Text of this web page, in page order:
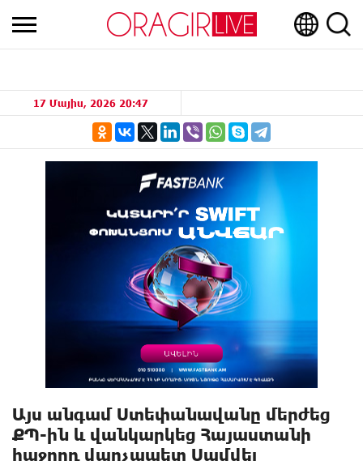
17 Մայիս, 2026 20:47
Այս անգամ Ստեփանավանը մերժեց
ՔՊ-ին և վանկարկեց Հայաստանի
հաջորդ վարչապետ Սամվել